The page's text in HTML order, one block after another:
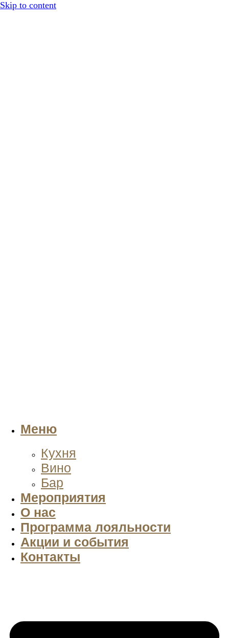
Skip to content
Меню
Кухня
Вино
Бар
Мероприятия
О нас
Программа лояльности
Акции и события
Контакты